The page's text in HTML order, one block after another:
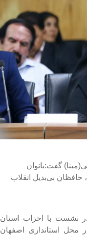
گفت:بانوان
حافظان بی‌بدیل انقلاب
نشست با احزاب استان
محل استانداری اصفهان